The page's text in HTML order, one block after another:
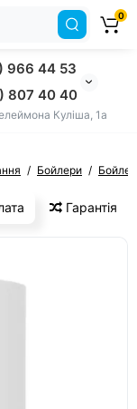
966 44 53
807 40 40
Куліша, 1а
0
Бойлери
Гарантія